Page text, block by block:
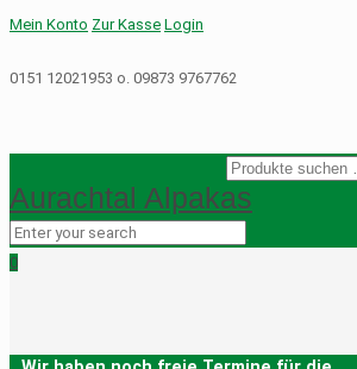
Mein Konto Zur Kasse Login
0151 12021953 o. 09873 9767762
Suche
nach:
Aurachtal Alpakas
0